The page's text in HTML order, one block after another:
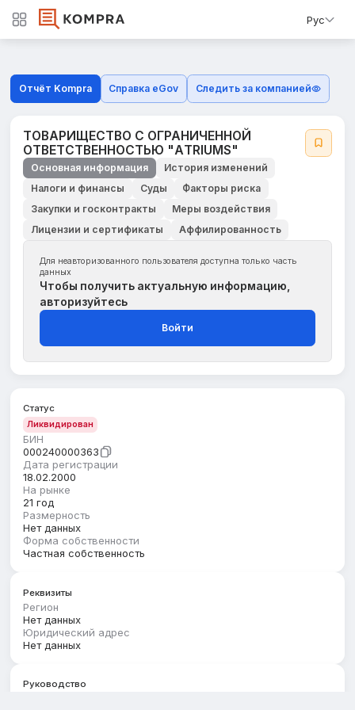
Рус
Отчёт Kompra Справка eGov Следить за компанией
ТОВАРИЩЕСТВО С ОГРАНИЧЕННОЙ
ОТВЕТСТВЕННОСТЬЮ "AТRIUMS"
Основная информация
История изменений
Налоги и финансы
Суды
Факторы риска
Закупки и госконтракты
Меры воздействия
Лицензии и сертификаты
Аффилированность
Для неавторизованного пользователя доступна только часть
данных
Чтобы получить актуальную информацию,
авторизуйтесь
Войти
Статус
Ликвидирован
БИН
000240000363
Дата регистрации
18.02.2000
На рынке
21 год
Размерность
Нет данных
Форма собственности
Частная собственность
Реквизиты
Регион
Нет данных
Юридический адрес
Нет данных
Руководство